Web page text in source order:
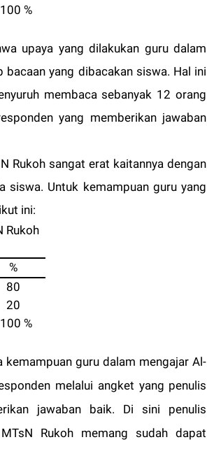
100 %
upaya yang dilakukan guru dalam
yang dibacakan siswa. Hal ini
membaca sebanyak 12 orang
yang memberikan jawaban
Rukoh sangat erat kaitannya dengan
siswa. Untuk kemampuan guru yang
ini:
Rukoh
%
80
20
100 %
guru dalam mengajar Al-
melalui angket yang penulis
jawaban baik. Di sini penulis
Rukoh memang sudah dapat